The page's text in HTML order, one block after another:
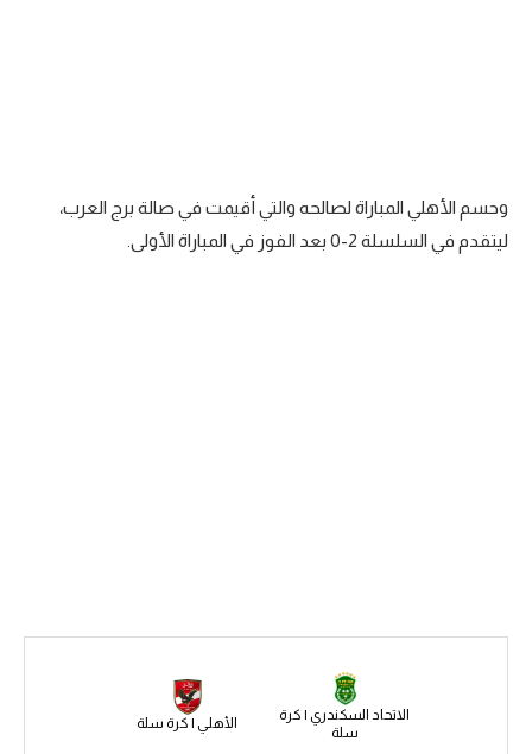
منتخب مصر
سعودي في الجول
وحسم الأهلي المباراة لصالحه والتي أقيمت في صالة برج العرب،
ليتقدم في السلسلة 2-0 بعد الفوز في المباراة الأولى.
الاتحاد السكندري | كرة
سلة
الأهلي | كرة سلة